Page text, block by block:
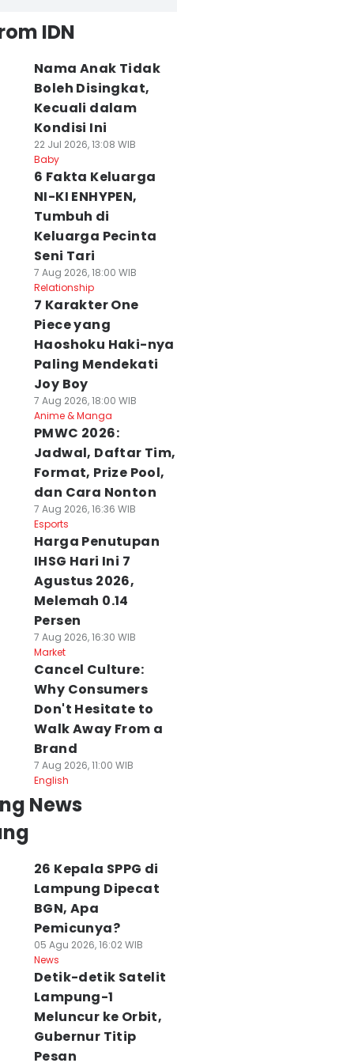
IDN
Nama Anak Tidak
Boleh Disingkat,
Kecuali dalam
Kondisi Ini
22 Jul 2026, 13:08 WIB
Baby
6 Fakta Keluarga
NI-KI ENHYPEN,
Tumbuh di
Keluarga Pecinta
Seni Tari
7 Aug 2026, 18:00 WIB
Relationship
7 Karakter One
Piece yang
Haoshoku Haki-nya
Paling Mendekati
Joy Boy
7 Aug 2026, 18:00 WIB
Anime & Manga
PMWC 2026:
Jadwal, Daftar Tim,
Format, Prize Pool,
dan Cara Nonton
7 Aug 2026, 16:36 WIB
Esports
Harga Penutupan
IHSG Hari Ini 7
Agustus 2026,
Melemah 0.14
Persen
7 Aug 2026, 16:30 WIB
Market
Cancel Culture:
Why Consumers
Don't Hesitate to
Walk Away From a
Brand
7 Aug 2026, 11:00 WIB
English
News
26 Kepala SPPG di
Lampung Dipecat
BGN, Apa
Pemicunya?
05 Agu 2026, 16:02 WIB
News
Detik-detik Satelit
Lampung-1
Meluncur ke Orbit,
Gubernur Titip
Pesan